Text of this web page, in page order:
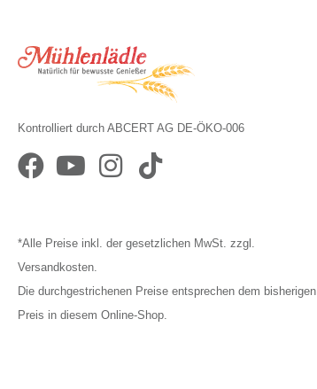
Kontrolliert durch ABCERT AG DE-ÖKO-006
*Alle Preise inkl. der gesetzlichen MwSt. zzgl.
Versandkosten.
Die durchgestrichenen Preise entsprechen dem bisherigen
Preis in diesem Online-Shop.